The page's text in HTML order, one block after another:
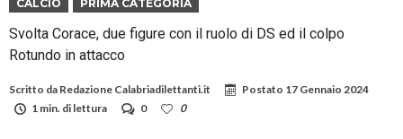
CALCIO PRIMA CATEGORIA
Svolta Corace, due figure con il ruolo di DS ed il colpo
Rotundo in attacco
Scritto da Redazione Calabriadilettanti.it Postato 17 Gennaio 2024
1 min. di lettura
0 0